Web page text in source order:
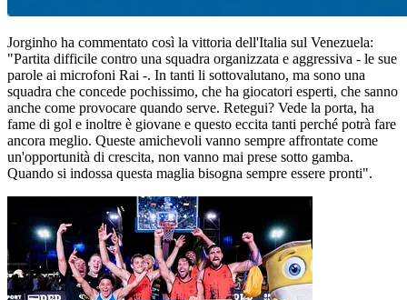
Jorginho ha commentato così la vittoria dell'Italia sul Venezuela:
"Partita difficile contro una squadra organizzata e aggressiva - le sue
parole ai microfoni Rai -. In tanti li sottovalutano, ma sono una
squadra che concede pochissimo, che ha giocatori esperti, che sanno
anche come provocare quando serve. Retegui? Vede la porta, ha
fame di gol e inoltre è giovane e questo eccita tanti perché potrà fare
ancora meglio. Queste amichevoli vanno sempre affrontate come
un'opportunità di crescita, non vanno mai prese sotto gamba.
Quando si indossa questa maglia bisogna sempre essere pronti".